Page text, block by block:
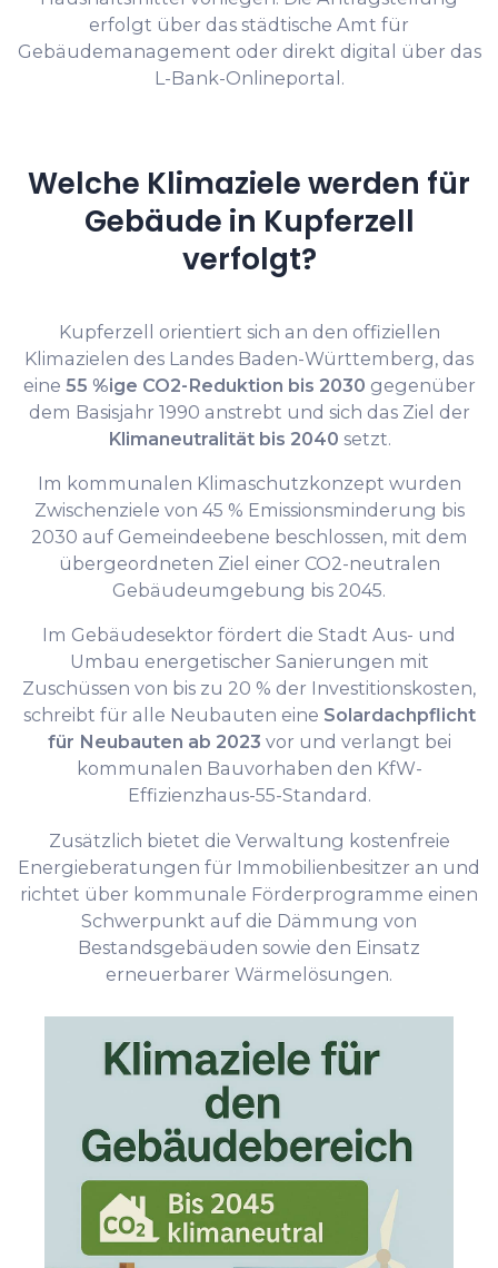
erfolgt über das städtische Amt für
Gebäudemanagement oder direkt digital über das
L-Bank-Onlineportal.
Welche Klimaziele werden für
Gebäude in Kupferzell
verfolgt?
Kupferzell orientiert sich an den offiziellen
Klimazielen des Landes Baden-Württemberg, das
eine 55 %ige CO2-Reduktion bis 2030 gegenüber
dem Basisjahr 1990 anstrebt und sich das Ziel der
Klimaneutralität bis 2040 setzt.
Im kommunalen Klimaschutzkonzept wurden
Zwischenziele von 45 % Emissionsminderung bis
2030 auf Gemeindeebene beschlossen, mit dem
übergeordneten Ziel einer CO2-neutralen
Gebäudeumgebung bis 2045.
Im Gebäudesektor fördert die Stadt Aus- und
Umbau energetischer Sanierungen mit
Zuschüssen von bis zu 20 % der Investitionskosten,
schreibt für alle Neubauten eine Solardachpflicht
für Neubauten ab 2023 vor und verlangt bei
kommunalen Bauvorhaben den KfW-
Effizienzhaus-55-Standard.
Zusätzlich bietet die Verwaltung kostenfreie
Energieberatungen für Immobilienbesitzer an und
richtet über kommunale Förderprogramme einen
Schwerpunkt auf die Dämmung von
Bestandsgebäuden sowie den Einsatz
erneuerbarer Wärmelösungen.